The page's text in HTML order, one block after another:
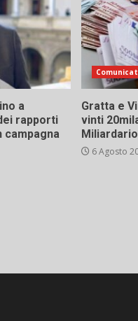
a
rapporti
campagna
Gratta e
vinti
6 Agosto